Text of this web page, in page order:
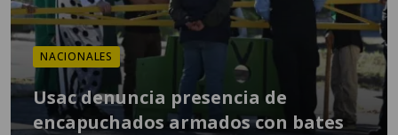
NACIONALES
Usac denuncia presencia de
encapuchados armados con bates